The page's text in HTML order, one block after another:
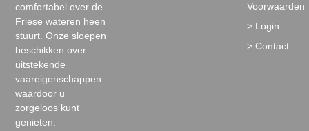
comfortabel over de
Friese wateren heen
stuurt. Onze sloepen
beschikken over
uitstekende
vaareigenschappen
waardoor u
zorgeloos kunt
genieten.
Voorwaarden
> Login
> Contact